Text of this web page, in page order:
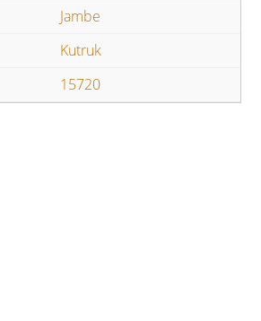
Jambe
Kutruk
15720